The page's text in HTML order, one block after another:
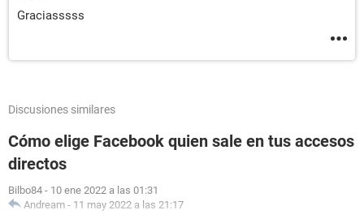
Graciasssss
Discusiones similares
Cómo elige Facebook quien sale en tus accesos
directos
Bilbo84 - 10 ene 2022 a las 01:31
Andream - 11 may 2022 a las 21:17